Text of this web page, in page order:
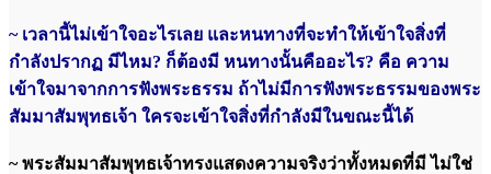
~ เวลานี้ไม่เข้าใจอะไรเลย และหนทางที่จะทำให้เข้าใจสิ่งที่
กำลังปรากฏ มีไหม? ก็ต้องมี หนทางนั้นคืออะไร? คือ ความ
เข้าใจมาจากการฟังพระธรรม ถ้าไม่มีการฟังพระธรรมของพระ
สัมมาสัมพุทธเจ้า ใครจะเข้าใจสิ่งที่กำลังมีในขณะนี้ได้
~ พระสัมมาสัมพุทธเจ้าทรงแสดงความจริงว่าทั้งหมดที่มี ไม่ใช่